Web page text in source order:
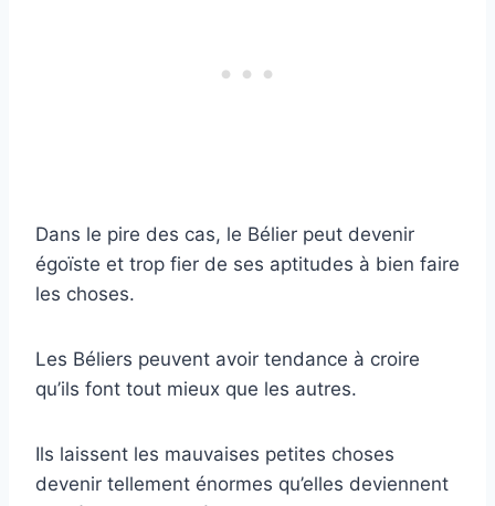
Dans le pire des cas, le Bélier peut devenir
égoïste et trop fier de ses aptitudes à bien faire
les choses.
Les Béliers peuvent avoir tendance à croire
qu’ils font tout mieux que les autres.
Ils laissent les mauvaises petites choses
devenir tellement énormes qu’elles deviennent